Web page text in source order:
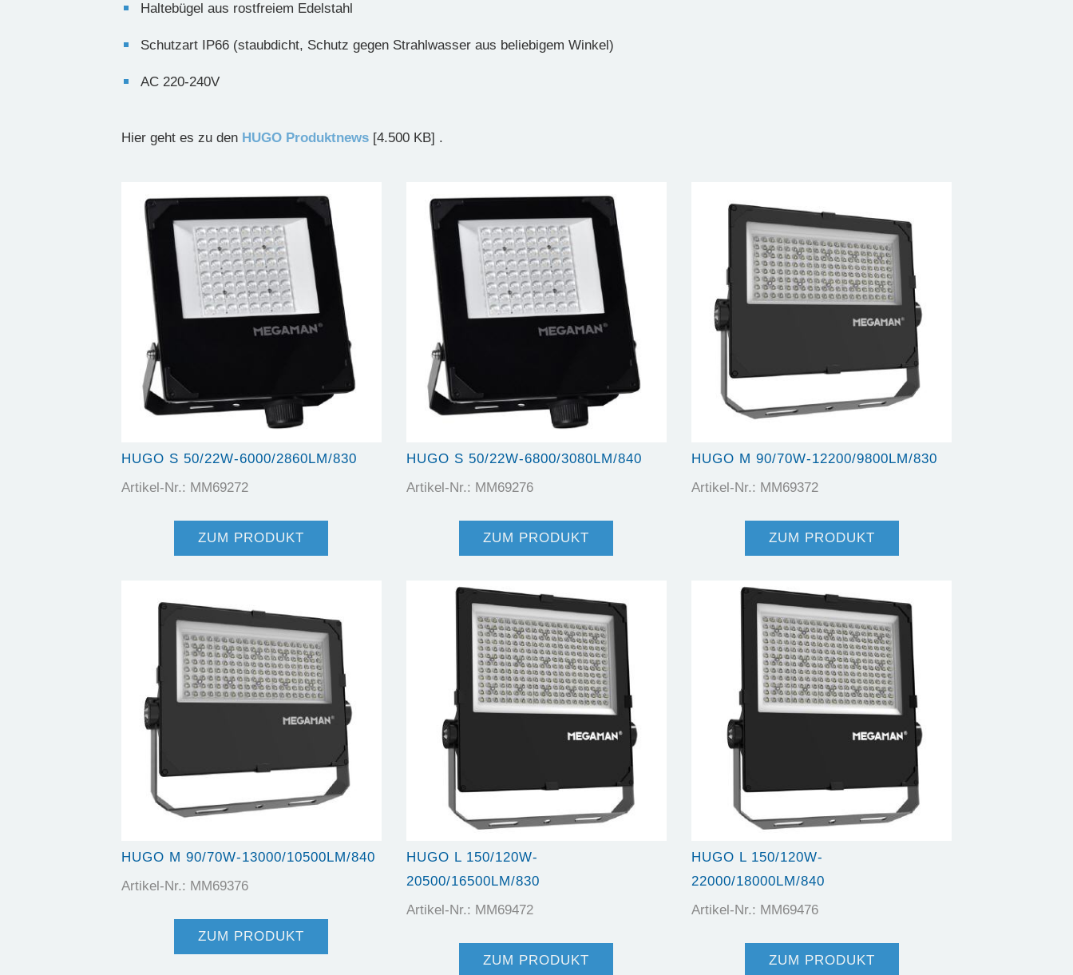
Haltebügel aus rostfreiem Edelstahl
Schutzart IP66 (staubdicht, Schutz gegen Strahlwasser aus beliebigem Winkel)
AC 220-240V
Hier geht es zu den HUGO Produktnews [4.500 KB] .
HUGO S 50/22W-6000/2860LM/830
Artikel-Nr.: MM69272
ZUM PRODUKT
HUGO S 50/22W-6800/3080LM/840
Artikel-Nr.: MM69276
ZUM PRODUKT
HUGO M 90/70W-12200/9800LM/830
Artikel-Nr.: MM69372
ZUM PRODUKT
HUGO M 90/70W-13000/10500LM/840
Artikel-Nr.: MM69376
ZUM PRODUKT
HUGO L 150/120W-
20500/16500LM/830
Artikel-Nr.: MM69472
ZUM PRODUKT
HUGO L 150/120W-
22000/18000LM/840
Artikel-Nr.: MM69476
ZUM PRODUKT